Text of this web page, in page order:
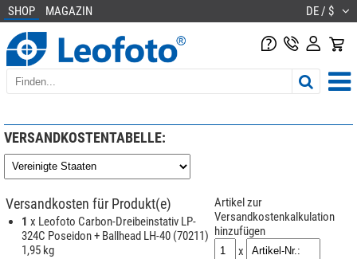
SHOP MAGAZIN DE / $
VERSANDKOSTENTABELLE:
Versandkosten für Produkt(e)
1 x Leofoto Carbon-Dreibeinstativ LP-
324C Poseidon + Ballhead LH-40 (70211)
1,95 kg
Artikel zur
Versandkostenkalkulation
hinzufügen
x